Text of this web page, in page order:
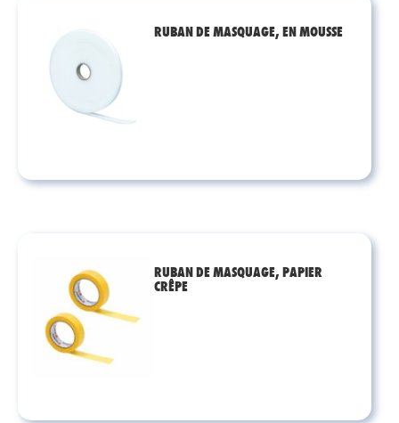
RUBAN DE MASQUAGE, EN MOUSSE
RUBAN DE MASQUAGE, PAPIER
CRÊPE